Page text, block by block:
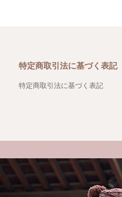
特定商取引法に基づく表記
特定商取引法に基づく表記